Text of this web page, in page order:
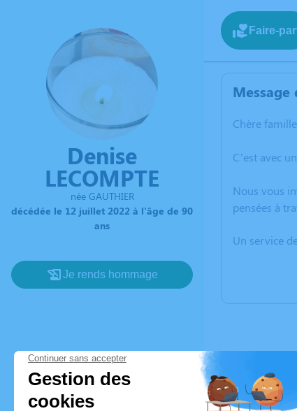
Denise
LECOMPTE
née GAUTHIER
décédée le 12 juillet 2022 à l'âge de 90
ans
Je rends hommage
Faire-
Chère
C’est avec
Nous vous
pensées à
Un service